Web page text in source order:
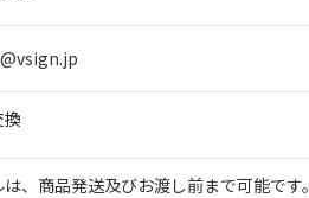
、商品発送及びお渡し前まで可能です。